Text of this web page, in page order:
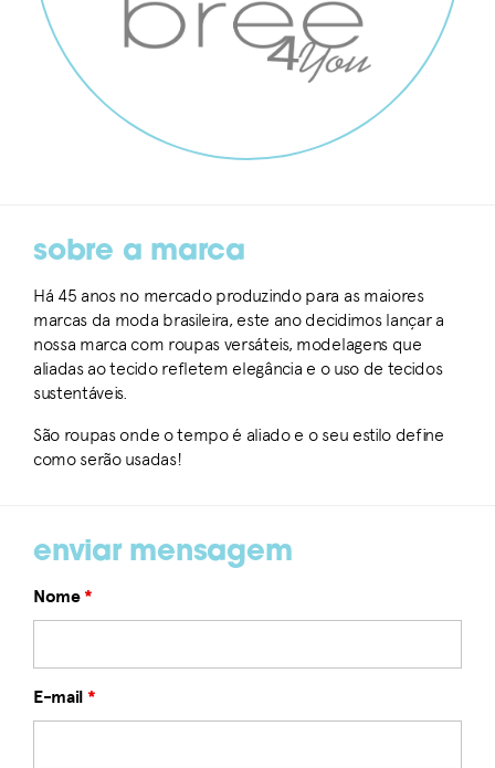
sobre a marca
Há 45 anos no mercado produzindo para as maiores
marcas da moda brasileira, este ano decidimos lançar a
nossa marca com roupas versáteis, modelagens que
aliadas ao tecido refletem elegância e o uso de tecidos
sustentáveis.
São roupas onde o tempo é aliado e o seu estilo define
como serão usadas!
enviar mensagem
Nome *
E-mail *